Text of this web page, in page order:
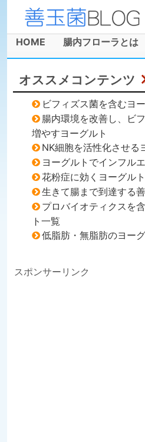
善
玉
ブ
メインメニュー
HOME 腸内フローラとは
オススメコンテンツ
ビフィズス菌を含むヨ
腸内環境を改善し、ビ
増やすヨーグルト
NK細胞を活性化させる
ヨーグルトでインフル
花粉症に効くヨーグルト
生きて腸まで到達する
プロバイオティクスを
ト一覧
低脂肪・無脂肪のヨー
スポンサーリンク